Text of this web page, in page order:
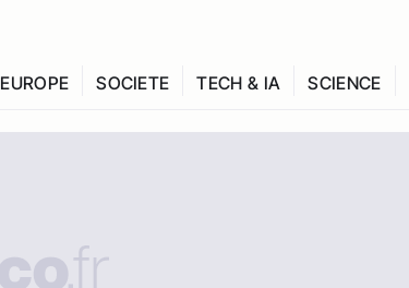
EUROPE SOCIETE TECH & IA SCIENCE